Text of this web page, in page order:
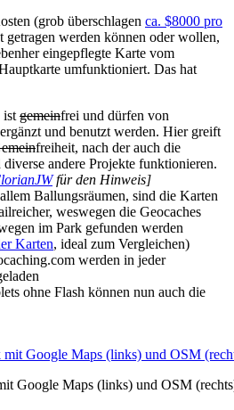
(grob überschlagen ca. $8000 pro
getragen werden können oder wollen,
eingepflegte Karte vom
umfunktioniert. Das hat
istgemeinfrei und dürfen von
und benutzt werden. Hier greift
freiheit, nach der auch die
andere Projekte funktionieren.
für den Hinweis]
Ballungsräumen, sind die Karten
weswegen die Geocaches
im Park gefunden werden
Karten, ideal zum Vergleichen)
werden in jeder
ohne Flash können nun auch die
Google Maps (links) und OSM